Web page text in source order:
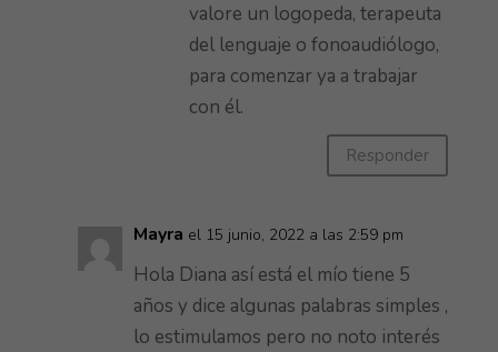
valore un logopeda, terapeuta
del lenguaje o fonoaudiólogo,
para comenzar ya a trabajar
con él.
Responder
Mayra el 15 junio, 2022 a las 2:59 pm
Hola Diana así está el mío tiene 5
años y dice algunas palabras simples ,
lo estimulamos pero no noto interés